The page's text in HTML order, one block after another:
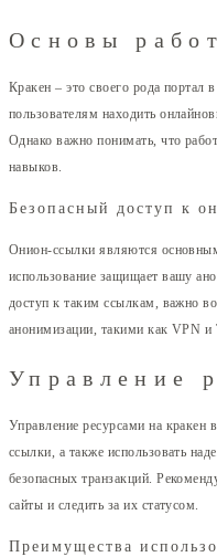
Основы
Кракен – это своего рода портал
пользователям находить
Однако важно понимать, что
навыков.
Безопасный доступ к
Онион-ссылки являются
использование защищает вашу
доступ к таким ссылкам, важно
анонимизации, такими как VPN и
Управление
Управление ресурсами на кракен
ссылки, а также использовать
безопасных транзакций.
сайты и следить за их статусом.
Преимущества